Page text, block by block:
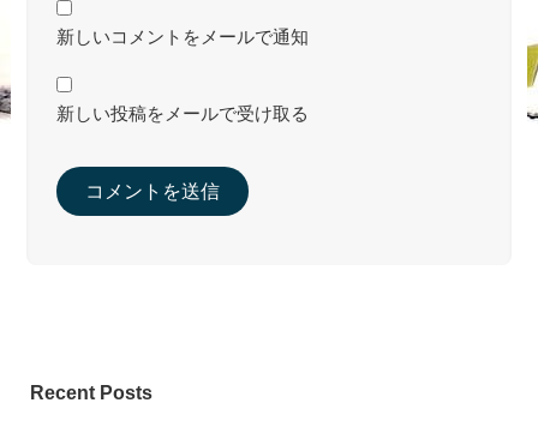
新しいコメントをメールで通知
新しい投稿をメールで受け取る
Recent Posts